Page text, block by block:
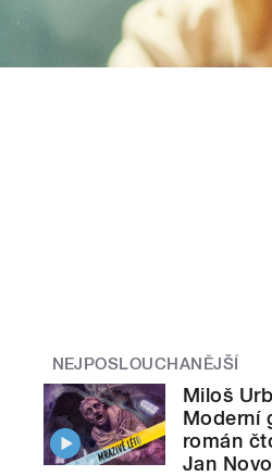
NEJPOSLOUCHANĚJŠÍ
Miloš
Moderní
román
Jan